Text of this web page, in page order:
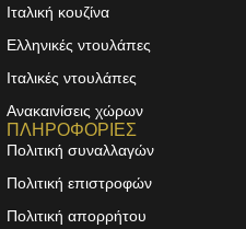
Ιταλική κουζίνα
Ελληνικές ντουλάπες
Ιταλικές ντουλάπες
Ανακαινίσεις χώρων
ΠΛΗΡΟΦΟΡΙΕΣ
Πολιτική συναλλαγών
Πολιτική επιστροφών
Πολιτική απορρήτου